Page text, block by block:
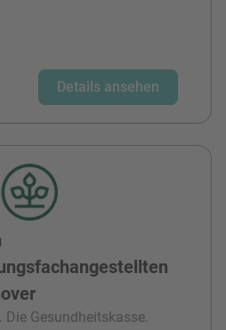
Details ansehen
Die Gesundheitskasse.